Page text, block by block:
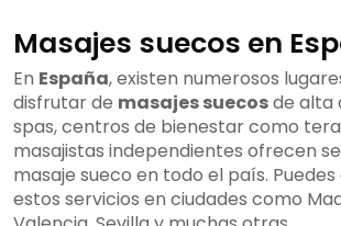
Masajes suecos en
En España, existen numerosos
disfrutar de masajes suecosde alta
spas, centros de bienestar como
masajistas independientes ofrecen
masaje sueco en todo el país.
estos servicios en ciudades como